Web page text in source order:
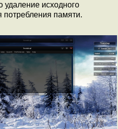
удаление исходного
памяти.